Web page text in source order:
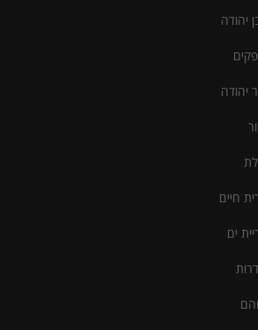
יהודה
יהודה
חיים
ים